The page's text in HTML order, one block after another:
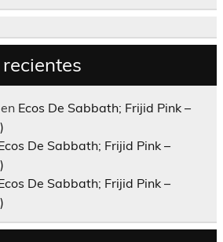
en Ecos De Sabbath; Frijid Pink –
De Sabbath; Frijid Pink –
De Sabbath; Frijid Pink –